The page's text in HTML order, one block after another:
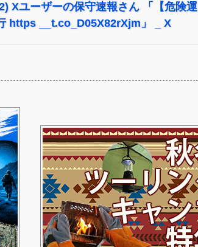
Xユーザーの保守速報さん 「【危険運
https __t.co_D05X82rXjm」 _ X